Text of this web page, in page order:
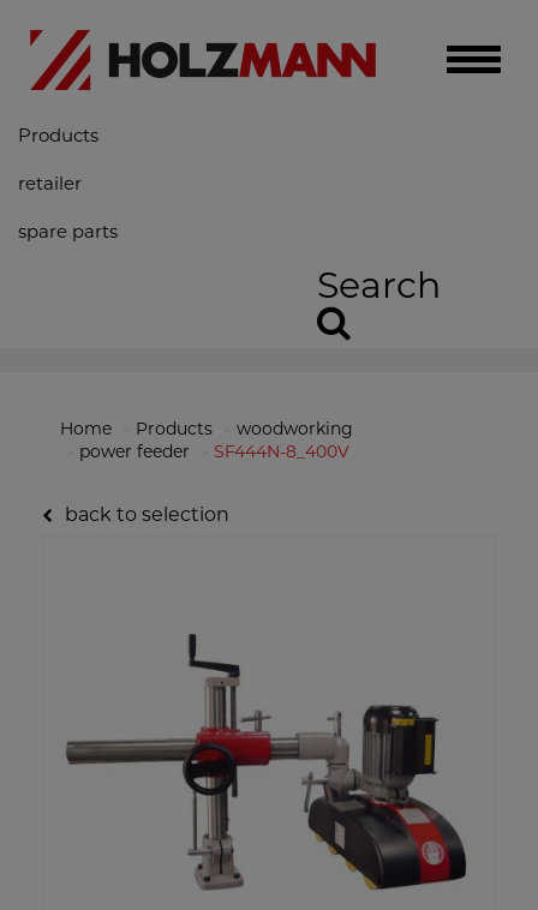
Toggle
Products
retailer
spare parts
Search
Home Products
woodworking
power feeder
SF444N-8_400V
back to selection